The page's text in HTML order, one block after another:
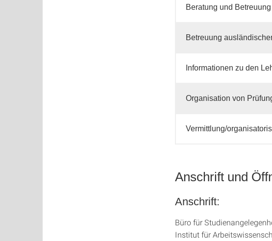
Beratung und
Betreuung
Informationen zu den
Organisation von
Vermittlung/
Anschrift und
Anschrift:
Büro für
Institut für